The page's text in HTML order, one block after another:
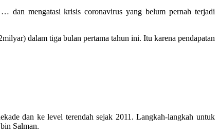
dan mengatasi krisis coronavirus yang belum pernah terjadi
dalam tiga bulan pertama tahun ini. Itu karena pendapatan
dan ke level terendah sejak 2011.Langkah-langkah untuk
Salman.